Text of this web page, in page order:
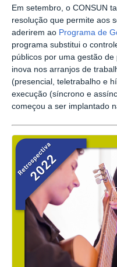
Em setembro, o CONSUN
resolução que permite aos
aderirem ao Programa de
programa substitui o
públicos por uma gestão
inova nos arranjos de
(presencial, teletrabalho e
execução (síncrono e
começou a ser implantado